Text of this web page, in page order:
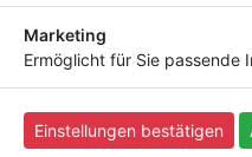
Bringen
Marketing
Ermöglicht für Sie passende
Einstellungen bestätigen